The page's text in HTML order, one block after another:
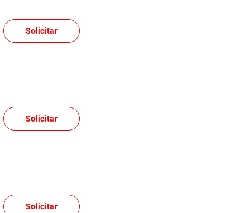
Solicitar
Solicitar
Solicitar